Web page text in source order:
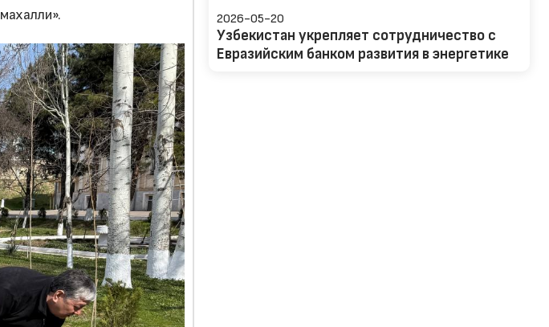
2026-05-20
Узбекистан укрепляет сотрудничество с
Евразийским банком развития в энергетике